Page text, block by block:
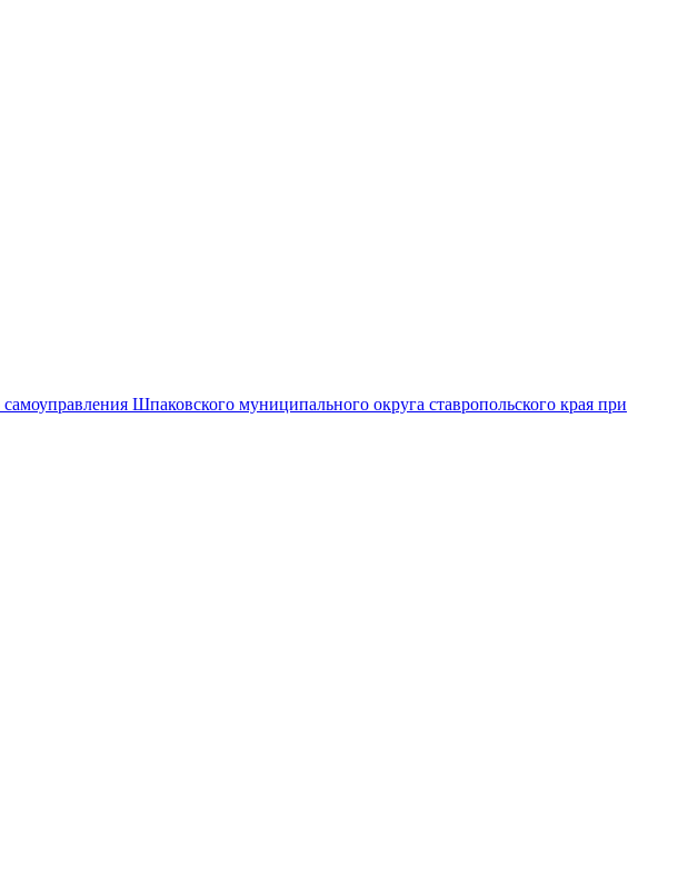
Шпаковского муниципального округа ставропольского края при